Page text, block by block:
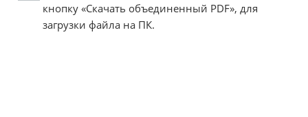
кнопку «Скачать объединенный PDF», для
загрузки файла на ПК.